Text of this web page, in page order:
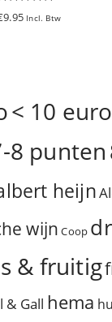
9.95 Incl. Btw
< 10 euro
8 punten
heijn
wijn Coop
& fruitig
& Gall hema